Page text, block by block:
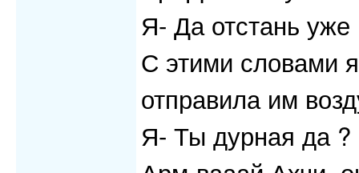
Я- Да отстань
С этими словами
отправила им
Я- Ты дурная да